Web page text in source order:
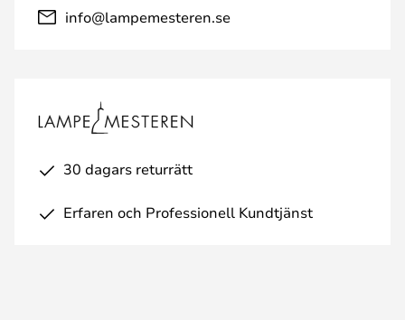
info@lampemesteren.se
30 dagars returrätt
Erfaren och Professionell Kundtjänst